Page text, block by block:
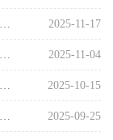
2025-11-17
2025-11-04
2025-10-15
2025-09-25